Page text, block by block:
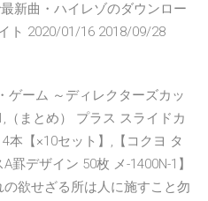
新曲・ハイレゾのダウンロー
ト 2020/01/16 2018/09/28
ゲーム ～ディレクターズカッ
（まとめ） プラス スライドカ
本【×10セット】,【コクヨ タ
罫デザイン 50枚 メ-1400N-1】
の欲せざる所は人に施すこと勿